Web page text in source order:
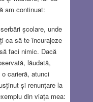
am continuat:
școlare, unde
ca să te încurajeze
faci nimic. Dacă
lăudată,
carieră, atunci
și renunțare la
din viața mea: